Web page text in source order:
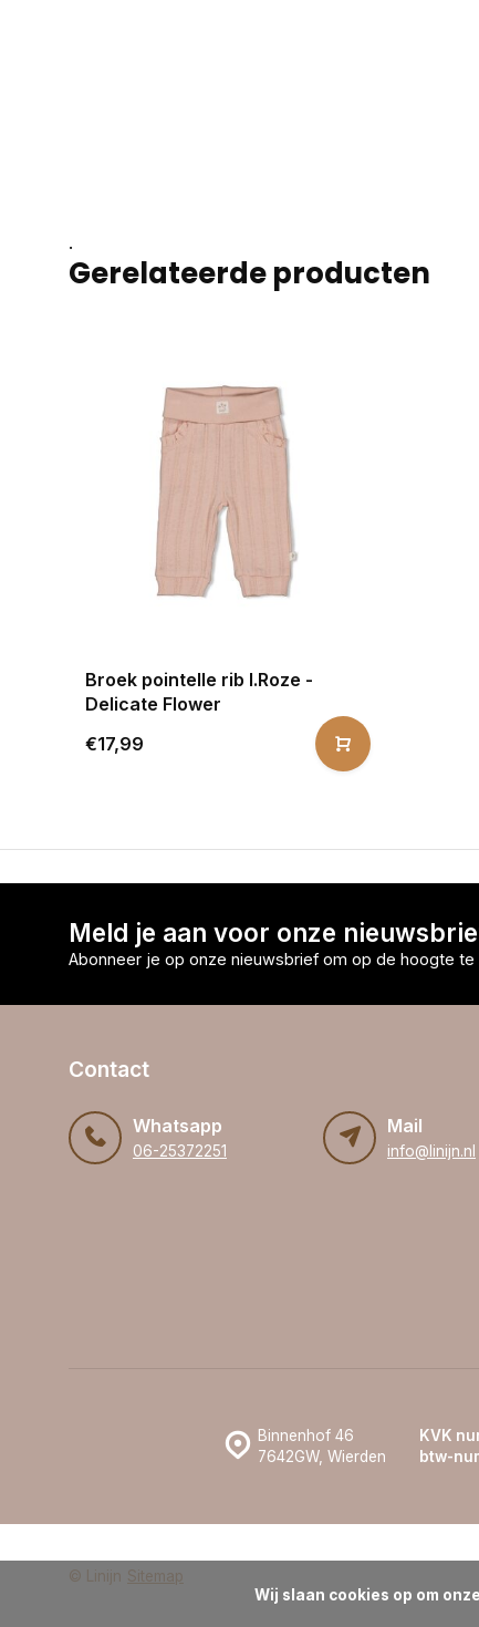
.
Gerelateerde producten
Broek pointelle rib l.Roze -
Delicate Flower
€17,99
Meld je aan voor onze
Abonneer je op onze nieuwsbrief om op de hoogte te
Contact
Whatsapp
06-25372251
Mail
info@linijn.nl
Binnenhof 46
7642GW, Wierden
KVK
btw-
© Linijn Sitemap
Wij slaan cookies op om